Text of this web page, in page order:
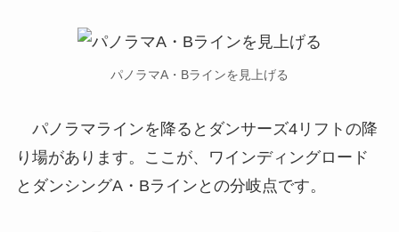
パノラマA・Bラインを見上げる
パノラマラインを降るとダンサーズ4リフトの降
り場があります。ここが、ワインディングロード
とダンシングA・Bラインとの分岐点です。